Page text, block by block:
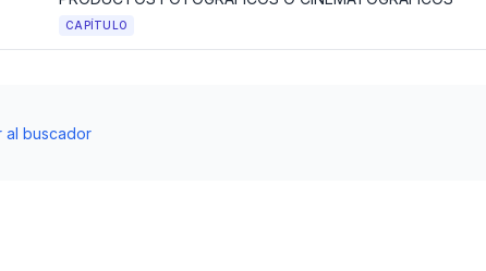
CAPÍTULO
al buscador